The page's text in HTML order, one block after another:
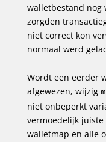
walletbestand nog
zorgden
niet correct kon
normaal werd
Wordt een eerder
afgewezen, wijzig
niet onbeperkt
vermoedelijk
walletmap en alle